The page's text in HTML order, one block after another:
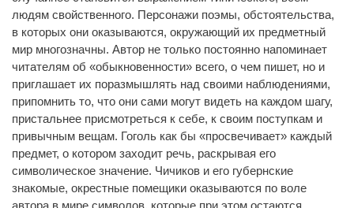
людям свойственного. Персонажи поэмы, обстоятельства,
в которых они оказываются, окружающий их предметный
мир многозначны. Автор не только постоянно напоминает
читателям об «обыкновенности» всего, о чем пишет, но и
приглашает их поразмышлять над своими наблюдениями,
припомнить то, что они сами могут видеть на каждом шагу,
пристальнее присмотреться к себе, к своим поступкам и
привычным вещам. Гоголь как бы «просвечивает» каждый
предмет, о котором заходит речь, раскрывая его
символическое значение. Чичиков и его губернские
знакомые, окрестные помещики оказываются по воле
автора в мире символов, которые при этом остаются